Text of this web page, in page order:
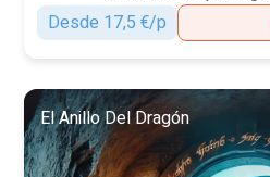
Desde 17,5 €/p
El Anillo Del Dragón